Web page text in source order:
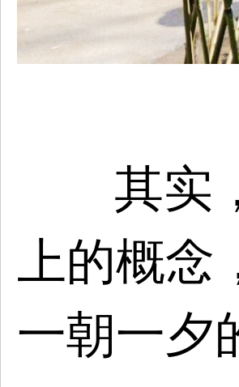
其实
上的概念
一朝一夕